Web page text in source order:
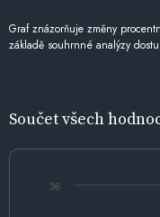
Graf znázorňuje změny
základě souhrnné analýzy
Součet všech
36